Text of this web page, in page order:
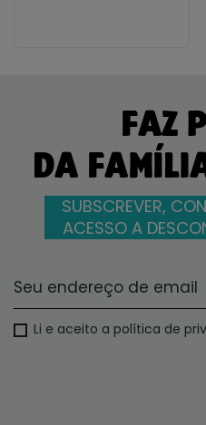
FAZ
DA
SUBSCREVER,
ACESSO A
Li e aceito a política de